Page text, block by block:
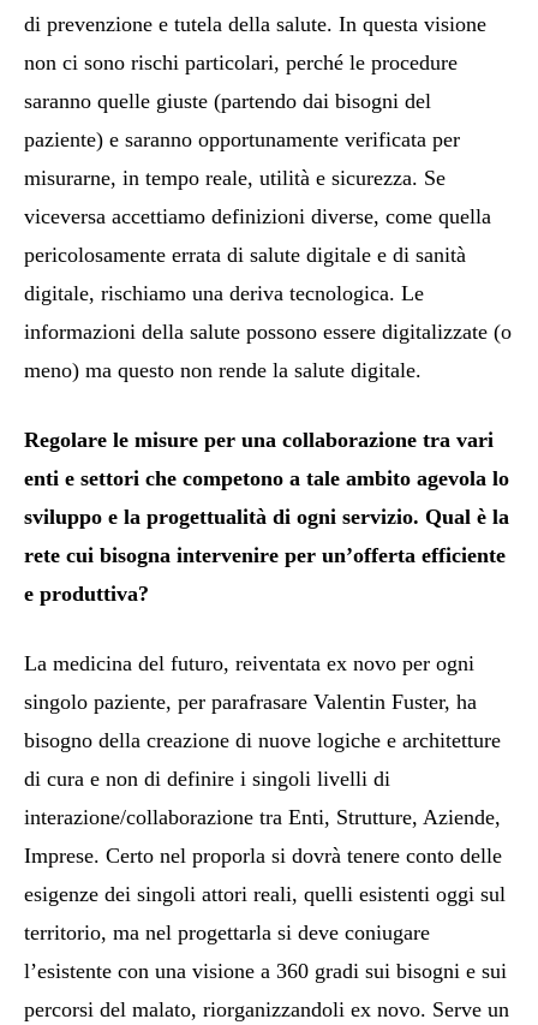
di prevenzione e tutela della salute. In questa visione
non ci sono rischi particolari, perché le procedure
saranno quelle giuste (partendo dai bisogni del
paziente) e saranno opportunamente verificata per
misurarne, in tempo reale, utilità e sicurezza. Se
viceversa accettiamo definizioni diverse, come quella
pericolosamente errata di salute digitale e di sanità
digitale, rischiamo una deriva tecnologica. Le
informazioni della salute possono essere digitalizzate (o
meno) ma questo non rende la salute digitale.
Regolare le misure per una collaborazione tra vari
enti e settori che competono a tale ambito agevola lo
sviluppo e la progettualità di ogni servizio. Qual è la
rete cui bisogna intervenire per un’offerta efficiente
e produttiva?
La medicina del futuro, reiventata ex novo per ogni
singolo paziente, per parafrasare Valentin Fuster, ha
bisogno della creazione di nuove logiche e architetture
di cura e non di definire i singoli livelli di
interazione/collaborazione tra Enti, Strutture, Aziende,
Imprese. Certo nel proporla si dovrà tenere conto delle
esigenze dei singoli attori reali, quelli esistenti oggi sul
territorio, ma nel progettarla si deve coniugare
l’esistente con una visione a 360 gradi sui bisogni e sui
percorsi del malato, riorganizzandoli ex novo. Serve un